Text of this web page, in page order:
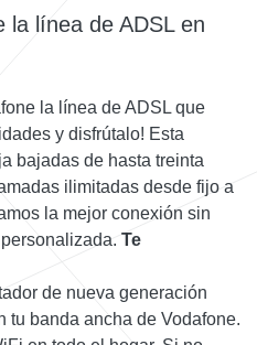
la línea de ADSL en
la línea de ADSL que
y disfrútalo! Esta
bajadas de hasta treinta
ilimitadas desde fijo a
la mejor conexión sin
Te
de nueva generación
tu banda ancha de Vodafone.